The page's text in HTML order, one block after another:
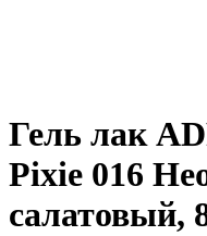
Гель лак
Pixie 016
салатовый,